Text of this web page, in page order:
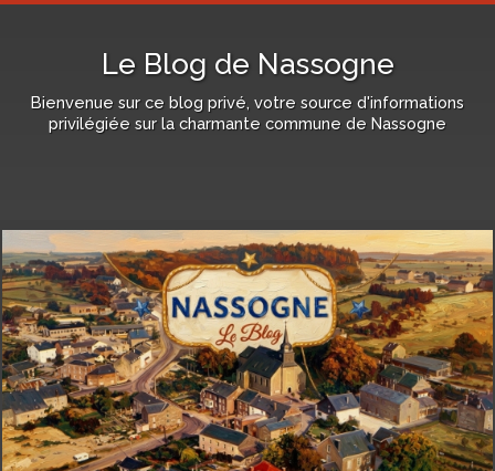
Le Blog de Nassogne
Bienvenue sur ce blog privé, votre source d'informations
privilégiée sur la charmante commune de Nassogne